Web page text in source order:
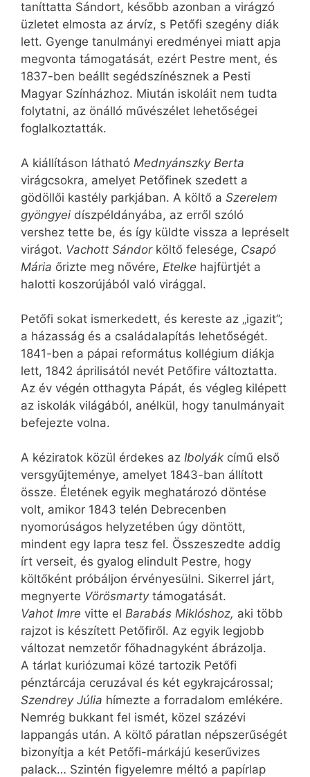
taníttatta Sándort, később azonban a virágzó
üzletet elmosta az árvíz, s Petőfi szegény diák
lett. Gyenge tanulmányi eredményei miatt apja
megvonta támogatását, ezért Pestre ment, és
1837-ben beállt segédszínésznek a Pesti
Magyar Színházhoz. Miután iskoláit nem tudta
folytatni, az önálló művészélet lehetőségei
foglalkoztatták.
A kiállításon látható Mednyánszky Berta
virágcsokra, amelyet Petőfinek szedett a
gödöllői kastély parkjában. A költő a Szerelem
gyöngyei díszpéldányába, az erről szóló
vershez tette be, és így küldte vissza a lepréselt
virágot. Vachott Sándor költő felesége, Csapó
Mária őrizte meg nővére, Etelke hajfürtjét a
halotti koszorújából való virággal.
Petőfi sokat ismerkedett, és kereste az „igazit”;
a házasság és a családalapítás lehetőségét.
1841-ben a pápai református kollégium diákja
lett, 1842 áprilisától nevét Petőfire változtatta.
Az év végén otthagyta Pápát, és végleg kilépett
az iskolák világából, anélkül, hogy tanulmányait
befejezte volna.
A kéziratok közül érdekes az Ibolyák című első
versgyűjteménye, amelyet 1843-ban állított
össze. Életének egyik meghatározó döntése
volt, amikor 1843 telén Debrecenben
nyomorúságos helyzetében úgy döntött,
mindent egy lapra tesz fel. Összeszedte addig
írt verseit, és gyalog elindult Pestre, hogy
költőként próbáljon érvényesülni. Sikerrel járt,
megnyerte Vörösmarty támogatását.
Vahot Imre vitte el Barabás Miklóshoz, aki több
rajzot is készített Petőfiről. Az egyik legjobb
változat nemzetőr főhadnagyként ábrázolja.
A tárlat kuriózumai közé tartozik Petőfi
pénztárcája ceruzával és két egykrajcárossal;
Szendrey Júlia hímezte a forradalom emlékére.
Nemrég bukkant fel ismét, közel százévi
lappangás után. A költő páratlan népszerűségét
bizonyítja a két Petőfi-márkájú keserűvizes
palack… Szintén figyelemre méltó a papírlap